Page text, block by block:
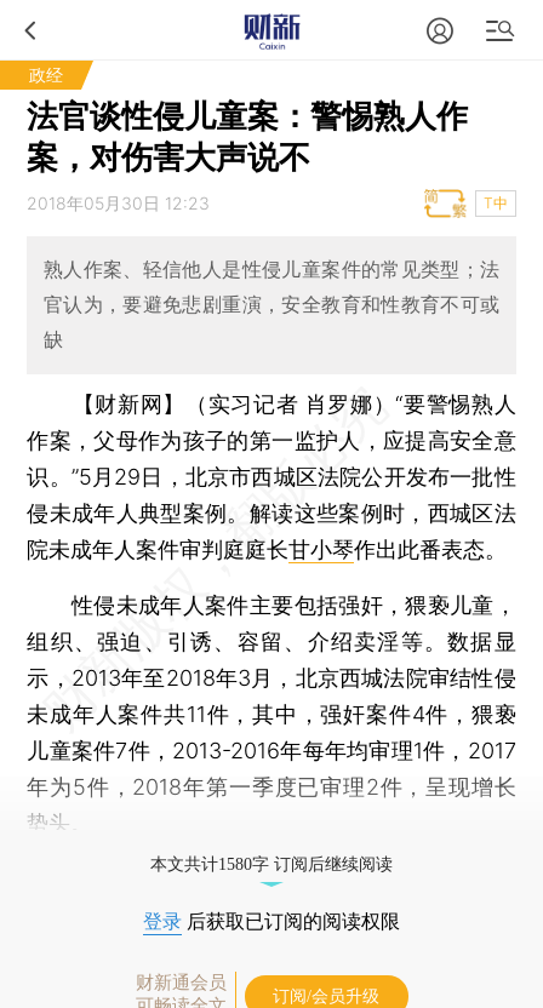
政经
法官谈性侵儿童案：警惕熟人作
案，对伤害大声说不
2018年05月30日 12:23 T中
熟人作案、轻信他人是性侵儿童案件的常见类型；法
官认为，要避免悲剧重演，安全教育和性教育不可或
缺
【财新网】（实习记者 肖罗娜）“要警惕熟人
作案，父母作为孩子的第一监护人，应提高安全意
识。”5月29日，北京市西城区法院公开发布一批性
侵未成年人典型案例。解读这些案例时，西城区法
院未成年人案件审判庭庭长甘小琴作出此番表态。
性侵未成年人案件主要包括强奸，猥亵儿童，
组织、强迫、引诱、容留、介绍卖淫等。数据显
示，2013年至2018年3月，北京西城法院审结性侵
未成年人案件共11件，其中，强奸案件4件，猥亵
儿童案件7件，2013-2016年每年均审理1件，2017
年为5件，2018年第一季度已审理2件，呈现增长
势头。
本文共计1580字 订阅后继续阅读
登录 后获取已订阅的阅读权限
财新通会员
订阅/会员升级